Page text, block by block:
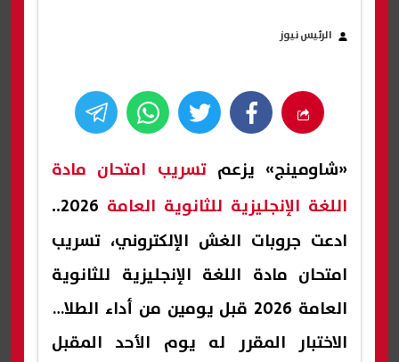
الرئيس نيوز
«شاومينج» يزعمتسريب امتحان مادة
اللغة الإنجليزية للثانوية العامة
2026..
ادعت جروبات الغش الإلكتروني، تسريب
امتحان مادة اللغة الإنجليزية للثانوية
العامة 2026 قبل يومين من أداء الطلاب
الاختبار المقرر له يوم الأحد المقبل